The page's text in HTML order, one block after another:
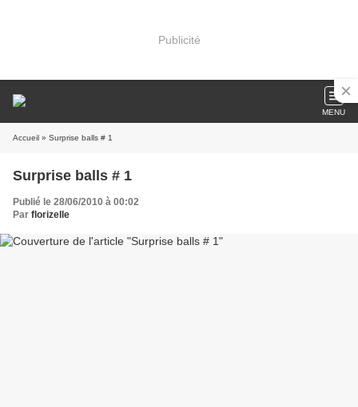
Publicité
MENU
Accueil » Surprise balls # 1
Surprise balls # 1
Publié le 28/06/2010 à 00:02
Par florizelle